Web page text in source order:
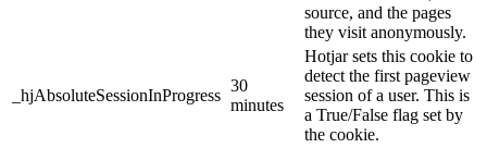
source, and the pages
they visit anonymously.
_hjAbsoluteSessionInProgress
30
minutes
Hotjar sets this cookie to
detect the first pageview
session of a user. This is
a True/False flag set by
the cookie.